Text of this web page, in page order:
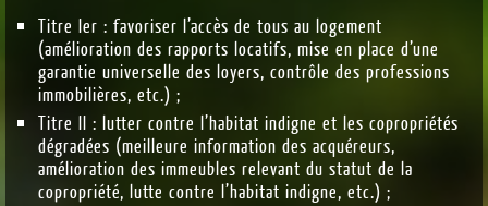
Titre Ier : favoriser l’accès de tous au logement
(amélioration des rapports locatifs, mise en place d’une
garantie universelle des loyers, contrôle des professions
immobilières, etc.) ;
Titre II : lutter contre l’habitat indigne et les copropriétés
dégradées (meilleure information des acquéreurs,
amélioration des immeubles relevant du statut de la
copropriété, lutte contre l’habitat indigne, etc.) ;